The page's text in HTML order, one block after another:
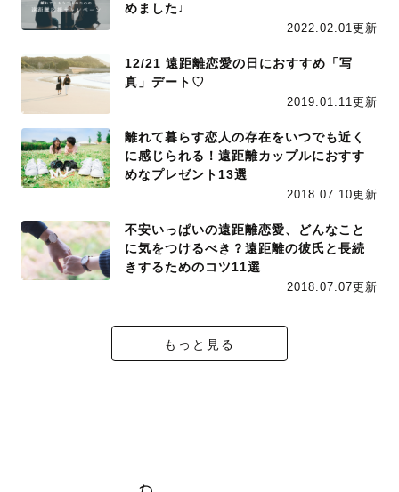
めました♩
2022.02.01更新
12/21 遠距離恋愛の日におすすめ「写
真」デート♡
2019.01.11更新
離れて暮らす恋人の存在をいつでも近く
に感じられる！遠距離カップルにおすす
めなプレゼント13選
2018.07.10更新
不安いっぱいの遠距離恋愛、どんなこと
に気をつけるべき？遠距離の彼氏と長続
きするためのコツ11選
2018.07.07更新
もっと見る